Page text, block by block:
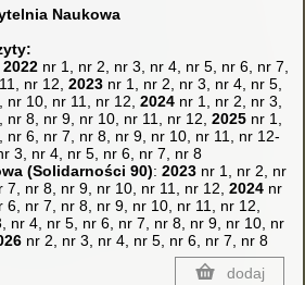
Naukowa
2022nr 1, nr 2, nr 3, nr 4, nr 5, nr 6, nr 7,
nr 12, 2023nr 1, nr 2, nr 3, nr 4, nr 5,
nr 10, nr 11, nr 12, 2024nr 1, nr 2, nr 3,
nr 8, nr 9, nr 10, nr 11, nr 12, 2025nr 1,
nr 6, nr 7, nr 8, nr 9, nr 10, nr 11, nr 12-
3, nr 4, nr 5, nr 6, nr 7, nr 8
(Solidarności 90): 2023nr 1, nr 2, nr
7, nr 8, nr 9, nr 10, nr 11, nr 12, 2024nr
6, nr 7, nr 8, nr 9, nr 10, nr 11, nr 12,
nr 4, nr 5, nr 6, nr 7, nr 8, nr 9, nr 10, nr
nr 2, nr 3, nr 4, nr 5, nr 6, nr 7, nr 8
dodaj